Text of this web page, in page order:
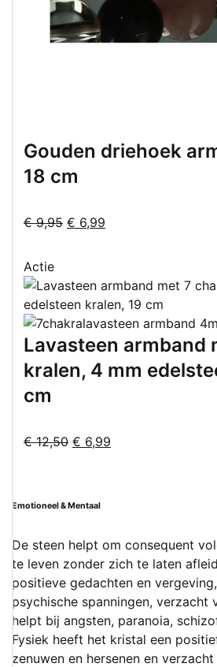
Gouden driehoek
18 cm
€9,95 Oorspronkelijke
€ 9,95.
€ 6,99
€ 6,99.
Actie
Lavasteen armband
kralen, 4 mm
cm
€12,50 Oorspronkelijke
€ 6,99
Emotioneel & Mentaal
De steen helpt om consequent
te leven zonder zich te laten
positieve gedachten en
psychische spanningen, verzacht
helpt bij angsten, paranoia,
Fysiek heeft het kristal een
zenuwen en hersenen en